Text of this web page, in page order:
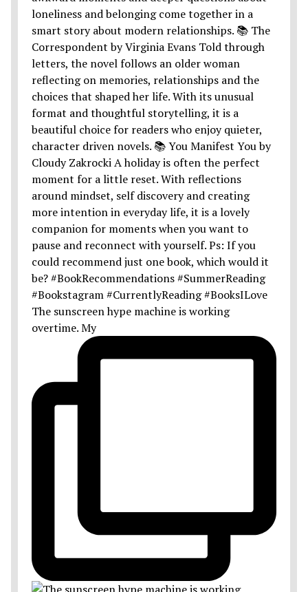
The sunscreen hype machine is working
overtime. My